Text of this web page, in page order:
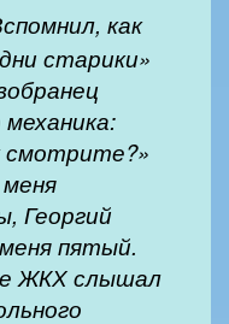
как
старики»
смотрите?»
Георгий
пятый.
ЖКХ слышал